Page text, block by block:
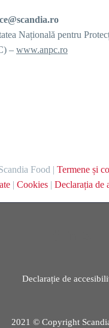
Națională pentru
– www.anpc.ro
Food | Termene și
| Cookies | Declarația de
Declarație de
2021 © Copyright